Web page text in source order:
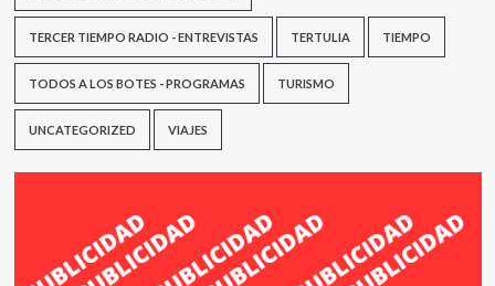
TERCER TIEMPO RADIO - ENTREVISTAS TERTULIA TIEMPO
TODOS A LOS BOTES - PROGRAMAS TURISMO
UNCATEGORIZED VIAJES